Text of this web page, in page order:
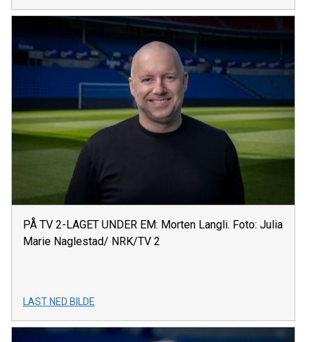
PÅ TV 2-LAGET UNDER EM: Morten Langli. Foto: Julia
Marie Naglestad/ NRK/TV 2
LAST NED BILDE